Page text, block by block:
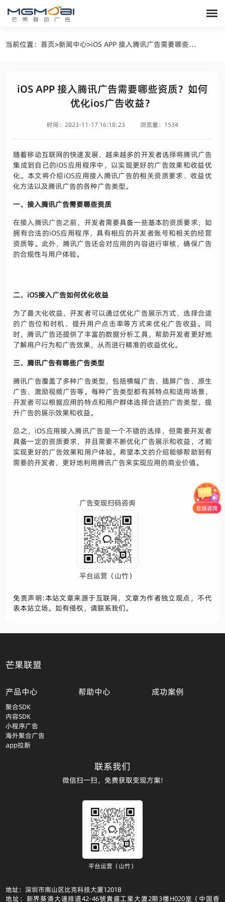
当前位置：首页>新闻中心> iOS APP 接入腾讯广告需要哪些资质？如何优化ios广告收益？
iOS APP 接入腾讯广告需要哪些资质？如何
优化ios广告收益？
时间：2023-11-17 16:18:23 浏览量：1534
随着移动互联网的快速发展，越来越多的开发者选择将腾讯广告
集成到自己的iOS应用程序中，以实现更好的广告效果和收益优
化。本文将介绍iOS应用接入腾讯广告的相关资质要求、收益优
化方法以及腾讯广告的各种广告类型。
一、接入腾讯广告需要哪些资质
在接入腾讯广告之前，开发者需要具备一些基本的资质要求，如
拥有合法的iOS应用程序，具有相应的开发者账号和相关的经营
资质等。此外，腾讯广告还会对应用的内容进行审核，确保广告
的合规性与用户体验。
二、iOS接入广告如何优化收益
为了最大化收益，开发者可以通过优化广告展示方式、选择合适
的广告位和时机、提升用户点击率等方式来优化广告收益。同
时，腾讯广告还提供了丰富的数据分析工具，帮助开发者更好地
了解用户行为和广告效果，从而进行精准的收益优化。
三、腾讯广告有哪些广告类型
腾讯广告覆盖了多种广告类型，包括横幅广告、插屏广告、原生
广告、激励视频广告等。每种广告类型都有其特点和适用场景，
开发者可以根据应用的特点和用户群体选择合适的广告类型，提
升广告的展示效果和收益。
总之，iOS应用接入腾讯广告是一个不错的选择，但需要开发者
具备一定的资质要求，并且需要不断优化广告展示和收益，才能
实现更好的广告效果和用户体验。希望本文的介绍能够帮助到有
需要的开发者，更好地利用腾讯广告来实现应用的商业价值。
广告变现扫码咨询
平台运营（山竹）
免责声明:本站文章来源于互联网，文章为作者独立观点，不代
表本站立场。如有侵权，请联系我们。
芒果联盟
产品中心
聚合SDK
内容SDK
小程序广告
海外聚合广告
app拉新
帮助中心 成功案例
联系我们
微信扫一扫，免费获取变现方案!
平台运营（山竹）
地址：深圳市南山区比克科技大厦1201B
地址：新界葵涌大連排道42-46號貴盛工業大廈2期3樓H020室（中国香